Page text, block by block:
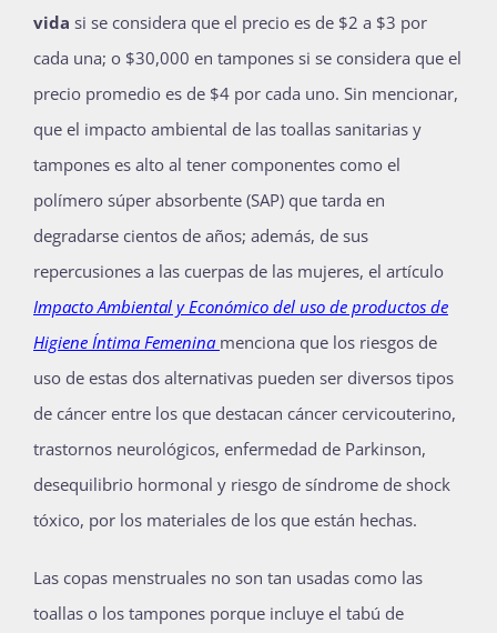
vida si se considera que el precio es de $2 a $3 por
cada una; o $30,000 en tampones si se considera que el
precio promedio es de $4 por cada uno. Sin mencionar,
que el impacto ambiental de las toallas sanitarias y
tampones es alto al tener componentes como el
polímero súper absorbente (SAP) que tarda en
degradarse cientos de años; además, de sus
repercusiones a las cuerpas de las mujeres, el artículo
Impacto Ambiental y Económico del uso de productos de
Higiene Íntima Femenina menciona que los riesgos de
uso de estas dos alternativas pueden ser diversos tipos
de cáncer entre los que destacan cáncer cervicouterino,
trastornos neurológicos, enfermedad de Parkinson,
desequilibrio hormonal y riesgo de síndrome de shock
tóxico, por los materiales de los que están hechas.
Las copas menstruales no son tan usadas como las
toallas o los tampones porque incluye el tabú de